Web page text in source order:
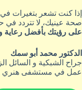
إذا كنت تشعر بتغيرات
صحة عينيك، لا تتردد في
على رؤيتك بأفضل رعاية
الدكتور محمد أبو سمك
جراح الشبكية و السائل
عمل في مستشفى هنري